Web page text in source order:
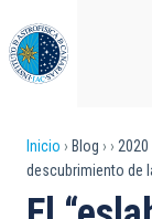
al
contenido
principal
enlaces
Inicio Blog 2020
descubrimiento de